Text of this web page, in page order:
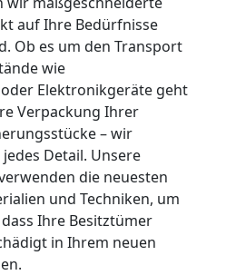
auf Ihre Bedürfnisse
Ob es um den Transport
wie
Elektronikgeräte geht
Verpackung Ihrer
– wir
Detail. Unsere
die neuesten
und Techniken, um
Ihre Besitztümer
in Ihrem neuen